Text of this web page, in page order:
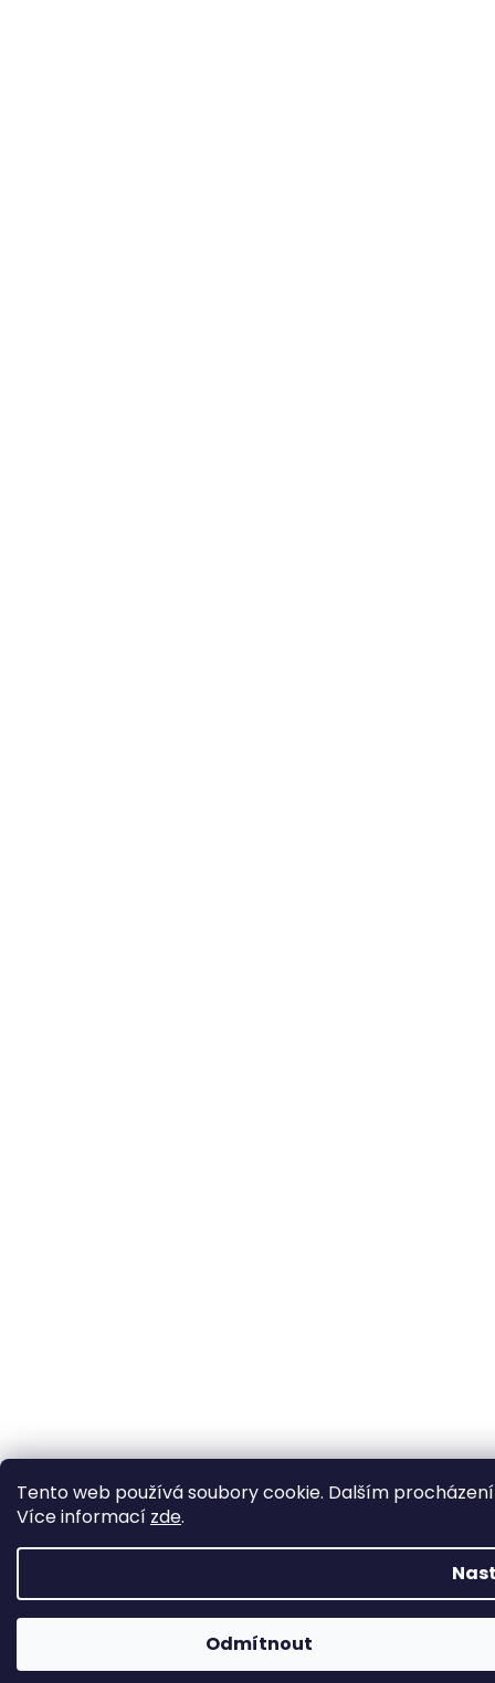
Tento web používá soubory cookie. Dalším
Více informací zde.
Odmítnout